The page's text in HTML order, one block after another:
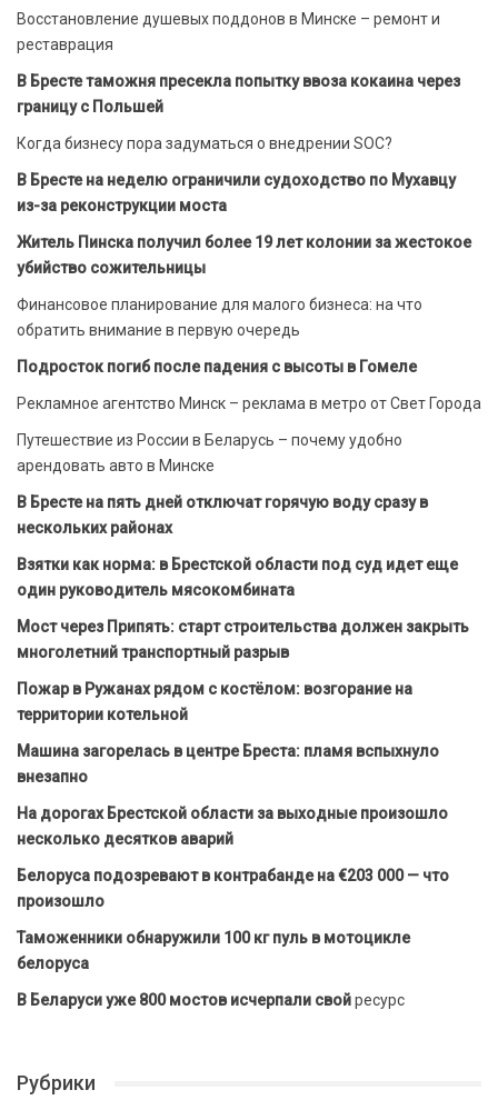
Восстановление душевых поддонов в Минске – ремонт и
реставрация
В Бресте таможня пресекла попытку ввоза кокаина через
границу с Польшей
Когда бизнесу пора задуматься о внедрении SOC?
В Бресте на неделю ограничили судоходство по Мухавцу
из-за реконструкции моста
Житель Пинска получил более 19 лет колонии за жестокое
убийство сожительницы
Финансовое планирование для малого бизнеса: на что
обратить внимание в первую очередь
Подросток погиб после падения с высоты в Гомеле
Рекламное агентство Минск – реклама в метро от Свет Города
Путешествие из России в Беларусь – почему удобно
арендовать авто в Минске
В Бресте на пять дней отключат горячую воду сразу в
нескольких районах
Взятки как норма: в Брестской области под суд идет еще
один руководитель мясокомбината
Мост через Припять: старт строительства должен закрыть
многолетний транспортный разрыв
Пожар в Ружанах рядом с костёлом: возгорание на
территории котельной
Машина загорелась в центре Бреста: пламя вспыхнуло
внезапно
На дорогах Брестской области за выходные произошло
несколько десятков аварий
Белоруса подозревают в контрабанде на €203 000 — что
произошло
Таможенники обнаружили 100 кг пуль в мотоцикле
белоруса
В Беларуси уже 800 мостов исчерпали свойресурс
Рубрики